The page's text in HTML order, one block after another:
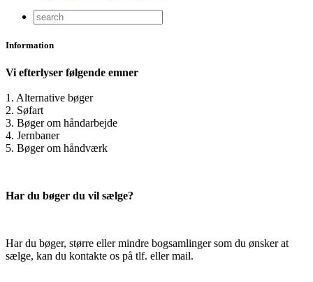
Information
Vi efterlyser følgende emner
1. Alternative bøger
2. Søfart
3. Bøger om håndarbejde
4. Jernbaner
5. Bøger om håndværk
Har du bøger du vil sælge?
Har du bøger, større eller mindre bogsamlinger som du ønsker at
sælge, kan du kontakte os på tlf. eller mail.